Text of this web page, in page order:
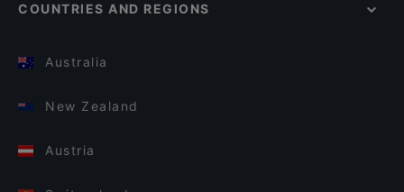
COUNTRIES AND REGIONS
Australia
New Zealand
Austria